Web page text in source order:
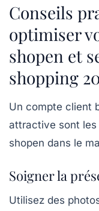
Conseils
optimiser
shopen et
shopping
Un compte client
attractive sont
shopen dans le
Soigner la
Utilisez des